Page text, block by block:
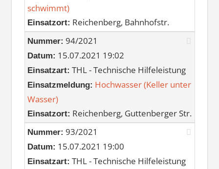
schwimmt)
Einsatzort: Reichenberg, Bahnhofstr.
Nummer: 94/2021
Datum: 15.07.2021 19:02
Einsatzart: THL - Technische Hilfeleistung
Einsatzmeldung: Hochwasser (Keller unter
Wasser)
Einsatzort: Reichenberg, Guttenberger Str.
Nummer: 93/2021
Datum: 15.07.2021 19:00
Einsatzart: THL - Technische Hilfeleistung